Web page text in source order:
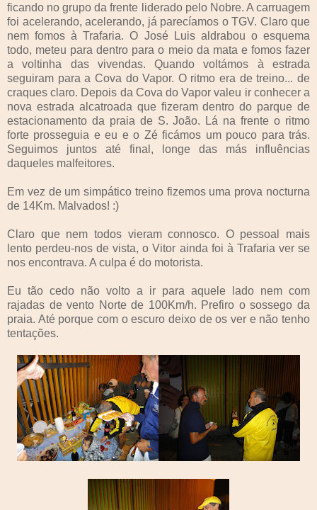
ficando no grupo da frente liderado pelo Nobre. A carruagem
foi acelerando, acelerando, já parecíamos o TGV. Claro que
nem fomos à Trafaria. O José Luis aldrabou o esquema
todo, meteu para dentro para o meio da mata e fomos fazer
a voltinha das vivendas. Quando voltámos à estrada
seguiram para a Cova do Vapor. O ritmo era de treino... de
craques claro. Depois da Cova do Vapor valeu ir conhecer a
nova estrada alcatroada que fizeram dentro do parque de
estacionamento da praia de S. João. Lá na frente o ritmo
forte prosseguia e eu e o Zé ficámos um pouco para trás.
Seguimos juntos até final, longe das más influências
daqueles malfeitores.
Em vez de um simpático treino fizemos uma prova nocturna
de 14Km. Malvados! :)
Claro que nem todos vieram connosco. O pessoal mais
lento perdeu-nos de vista, o Vitor ainda foi à Trafaria ver se
nos encontrava. A culpa é do motorista.
Eu tão cedo não volto a ir para aquele lado nem com
rajadas de vento Norte de 100Km/h. Prefiro o sossego da
praia. Até porque com o escuro deixo de os ver e não tenho
tentações.